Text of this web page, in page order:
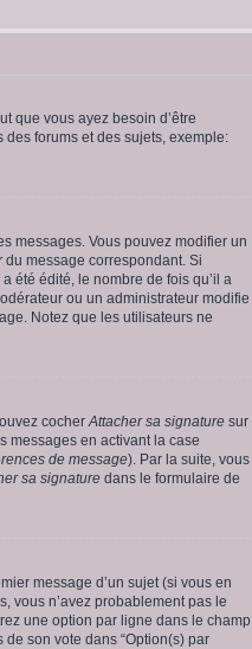
que vous ayez besoin d’être
forums et des sujets, exemple:
messages. Vous pouvez modifier un
du message correspondant. Si
été édité, le nombre de fois qu’il a
ou un administrateur modifie
Notez que les utilisateurs ne
cocher Attacher sa signature sur
messages en activant la case
de message). Par la suite, vous
sa signature dans le formulaire de
message d’un sujet (si vous en
vous n’avez probablement pas le
une option par ligne dans le champ
son vote dans “Option(s) par